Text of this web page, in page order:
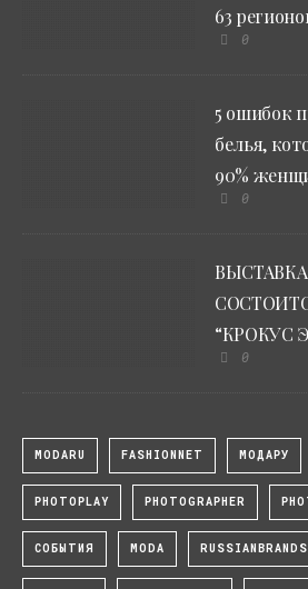
63
0
5 ошибок
белья,
90%
0
“КРОКУС
0
MODARU FASHIONNET МОДАРУ
PHOTOPLAY PHOTOGRAPHER
СОБЫТИЯ MODA RUSSIANBRANDS